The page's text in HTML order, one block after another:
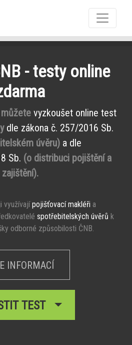
- testy online
vyzkoušet online test
dle zákona č. 257/2016 Sb.
úvěru)a dle
Sb. (o distribuci pojištění a
zajištění).
využívajípojišťovací makléři a
spotřebitelských úvěrů k
odborné způsobilosti ČNB.
INFORMACÍ
TEST